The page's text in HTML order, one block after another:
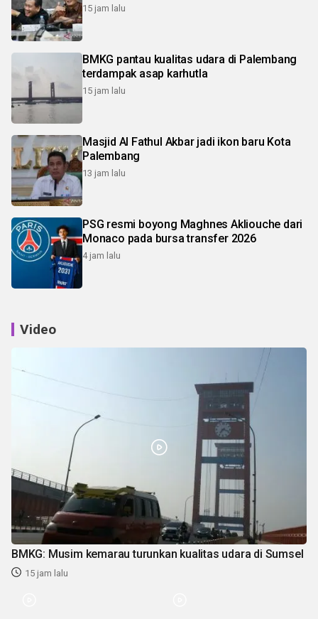
15 jam lalu
BMKG pantau kualitas udara di Palembang
terdampak asap karhutla
15 jam lalu
Masjid Al Fathul Akbar jadi ikon baru Kota
Palembang
13 jam lalu
PSG resmi boyong Maghnes Akliouche dari
Monaco pada bursa transfer 2026
4 jam lalu
Video
BMKG: Musim kemarau turunkan kualitas udara di Sumsel
15 jam lalu